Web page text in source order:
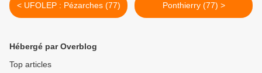
< UFOLEP : Pézarches (77) Ponthierry (77) >
Hébergé par Overblog
Top articles